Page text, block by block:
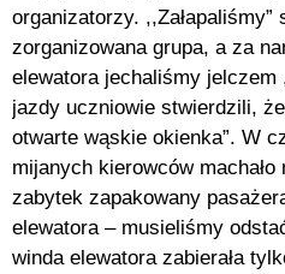
organizatorzy.
zorganizowana grupa, a za
elewatora jechaliśmy jelczem
jazdy uczniowie stwierdzili,
otwarte wąskie okienka”. W
mijanych kierowców
zabytek zapakowany
elewatora – musieliśmy
winda elewatora zabierała